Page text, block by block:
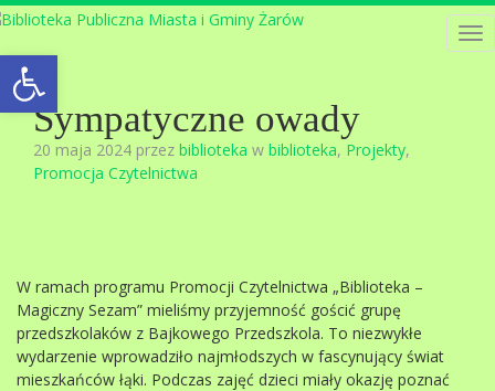
Open toolbar
Sympatyczne owady
20 maja 2024 przez biblioteka w biblioteka, Projekty,
Promocja Czytelnictwa
W ramach programu Promocji Czytelnictwa „Biblioteka –
Magiczny Sezam” mieliśmy przyjemność gościć grupę
przedszkolaków z Bajkowego Przedszkola. To niezwykłe
wydarzenie wprowadziło najmłodszych w fascynujący świat
mieszkańców łąki. Podczas zajęć dzieci miały okazję poznać